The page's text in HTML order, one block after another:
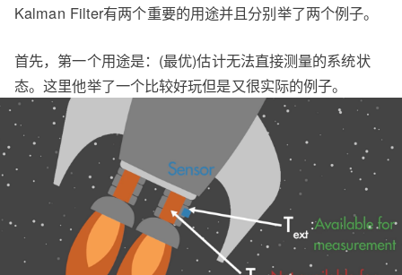
Kalman Filter有两个重要的用途并且分别举了两个例子。
首先，第一个用途是：(最优)估计无法直接测量的系统状
态。这里他举了一个比较好玩但是又很实际的例子。